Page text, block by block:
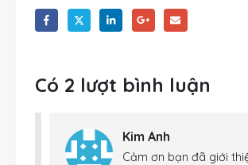
Có 2 lượt bình luận
Kim Anh
Cảm ơn bạn đã giới